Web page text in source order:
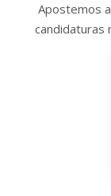
Apostemos
candidaturas